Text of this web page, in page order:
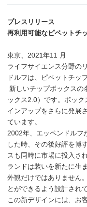
プレスリリース
再利用可能なピペットチ
東京、2021年11 月
ライフサイエンス分野の
ドルフは、ピペットチッ
新しいチップボックスの
ックス2.0）です。ボッ
インアップをさらに発展
ています。
2002年、エッペンドルフ
した時、その後好評を博
スも同時に市場に投入さ
ランドは装いを新たに生
外観だけではありません
とができるよう設計され
この新デザインには、お